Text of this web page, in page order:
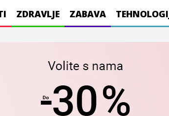
ZDRAVLJE ZABAVA